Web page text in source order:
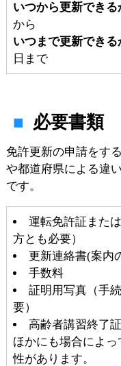
いつから更新できる
から
いつまで更新できる
日まで
必要書類
免許更新の申請をす
や都道府県による違
です。
運転免許証また
方とも必要）
更新連絡書(案内
手数料
証明用写真（手
要）
高齢者講習終了
ほかにも場合によ
性があります。